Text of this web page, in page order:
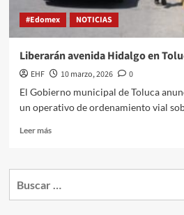
#Edomex NOTICIAS
Liberarán avenida Hidalgo en
EHF 10 marzo, 2026
0
El Gobierno municipal de Toluca
un operativo de ordenamiento vial
Leer más